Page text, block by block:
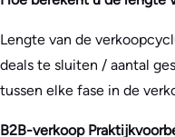
Lengte van de
deals te sluiten / aantal
tussen elke fase in de
B2B-verkoop